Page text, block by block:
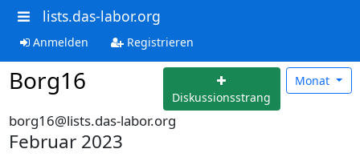
lists.das-labor.org
Anmelden Registrieren
Borg16
Diskussionsstrang
Monat
borg16@lists.das-labor.org
Februar 2023